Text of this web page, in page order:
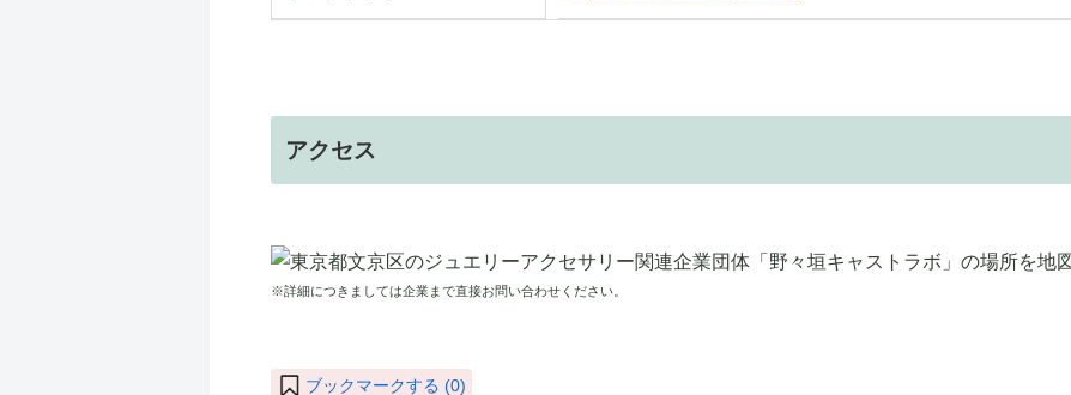
アクセス
※詳細につきましては企業まで直接お問い合わせください。
ブックマークする (0)